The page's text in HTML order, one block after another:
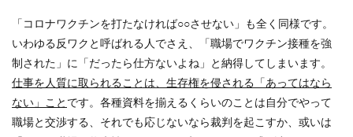
「コロナワクチンを打たなければ○○させない」も全く同様です。
いわゆる反ワクと呼ばれる人でさえ、「職場でワクチン接種を強
制された」に「だったら仕方ないよね」と納得してしまいます。
仕事を人質に取られることは、生存権を侵される「あってはなら
ない」こと です。各種資料を揃えるくらいのことは自分でやって
職場と交渉する、それでも応じないなら裁判を起こすか、或いは